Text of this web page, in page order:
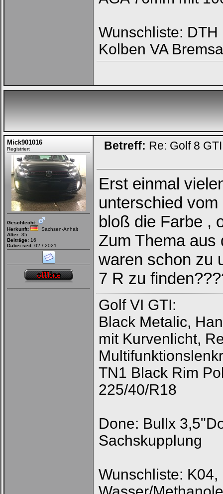
Wunschliste:
Kolben VA
Mick901016
Registriert
Geschlecht:
Herkunft:
Sachsen-Anhalt
Alter: 35
Beiträge: 16
Dabei seit: 02 / 2021
Betreff: Re: Golf 8
Erst einmal
unterschied
bloß die Farbe ,
Zum Thema aus
waren schon zu
7 R zu
Golf VI GTI:
Black Metalic,
mit Kurvenlicht,
TN1 Black Rim
225/40/R18
Done: Bullx
Sachskupplung
Wunschliste: K04,